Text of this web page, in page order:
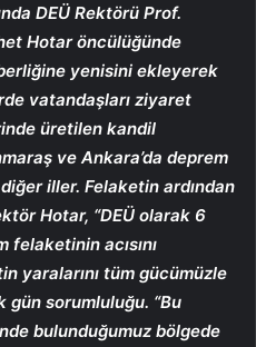
DEÜ Rektörü Prof.
Hotar öncülüğünde
yenisini ekleyerek
vatandaşları ziyaret
üretilen kandil
ve Ankara’da deprem
iller. Felaketin ardından
Hotar, “DEÜ olarak 6
felaketinin acısını
yaralarını tüm gücümüzle
sorumluluğu. “Bu
bulunduğumuz bölgede